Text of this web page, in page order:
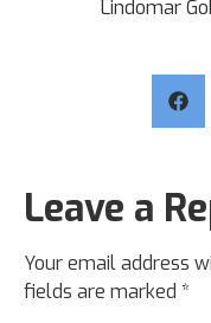
Lindomar
Leave a
Your email address
fields are marked *